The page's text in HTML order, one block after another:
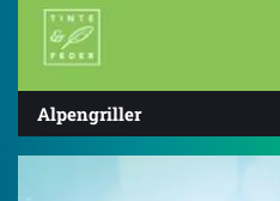
Alpengriller